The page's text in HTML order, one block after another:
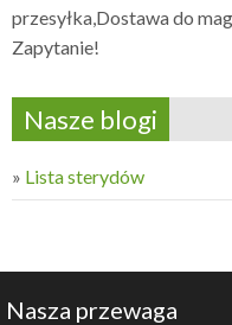
przesyłka,Dostawa do
Zapytanie!
Nasze blogi
» Lista sterydów
Nasza przewaga